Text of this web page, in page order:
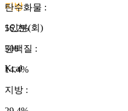
지방
1인분(회)
306
Kcal
탄수화물 :
56.2%
단백질 :
14.4%
지방 :